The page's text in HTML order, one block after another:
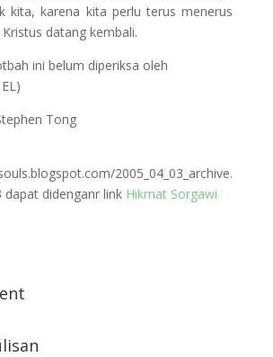
kita, karena kita perlu terus menerus
datang kembali.
ini belum diperiksa oleh
Tong
2005_04_03_archive.
dapat didenganr link Hikmat Sorgawi